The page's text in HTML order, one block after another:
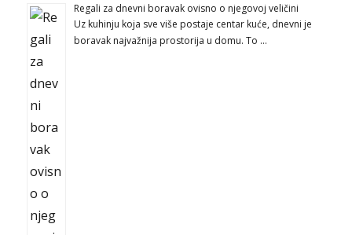
Regali za dnevni boravak ovisno o njegovoj veličini
Uz kuhinju koja sve više postaje centar kuće, dnevni je
boravak najvažnija prostorija u domu. To …